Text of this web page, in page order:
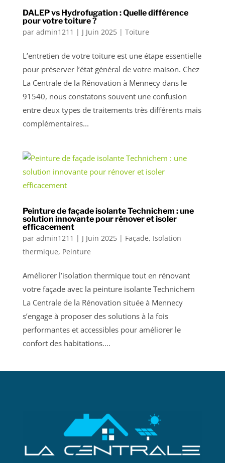
DALEP vs Hydrofugation : Quelle différence
pour votre toiture ?
par admin1211 | J Juin 2025| Toiture
L’entretien de votre toiture est une étape essentielle
pour préserver l’état général de votre maison. Chez
La Centrale de la Rénovation à Mennecy dans le
91540, nous constatons souvent une confusion
entre deux types de traitements très différents mais
complémentaires...
Peinture de façade isolante Technichem : une
solution innovante pour rénover et isoler
efficacement
par admin1211 | J Juin 2025| Façade, Isolation
thermique, Peinture
Améliorer l’isolation thermique tout en rénovant
votre façade avec la peinture isolante Technichem
La Centrale de la Rénovation située à Mennecy
s’engage à proposer des solutions à la fois
performantes et accessibles pour améliorer le
confort des habitations....